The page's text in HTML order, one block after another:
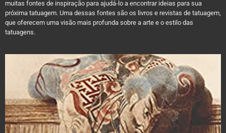
muitas fontes de inspiração para ajudá-lo a encontrar ideias para sua
próxima tatuagem. Uma dessas fontes são os livros e revistas de tatuagem,
que oferecem uma visão mais profunda sobre a arte e o estilo das
tatuagens.